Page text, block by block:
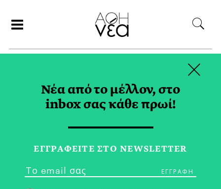
ΡΙΑ ΣΠΥΡΟΥ
Νέα από το μέλλον, στο
inbox σας κάθε πρωί!
ΕΓΓPΑΦΕΙΤΕ ΣΤΟ NEWSLETTER
×